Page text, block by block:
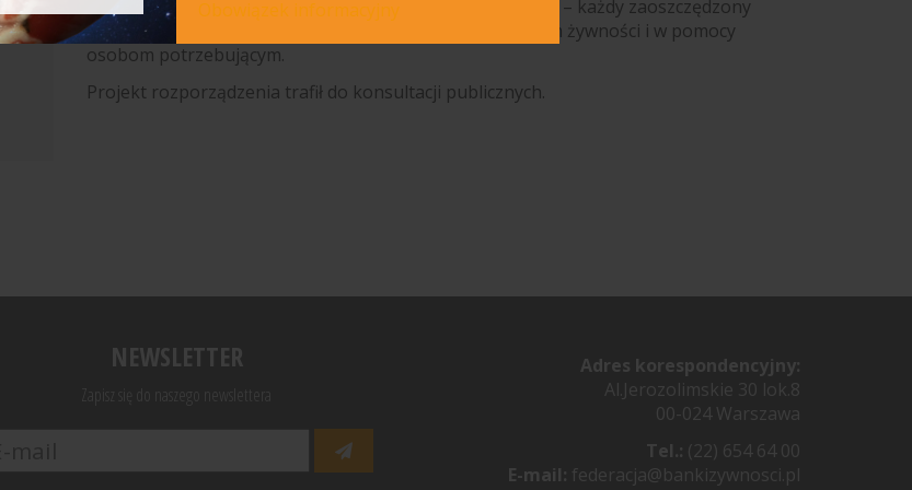
Dla Banków Żywności ta zmiana ma szczególne znaczenie – każdy zaoszczędzony
zasób może zostać wykorzystany w walce z marnowaniem żywności i w pomocy
osobom potrzebującym.
Projekt rozporządzenia trafił do konsultacji publicznych.
NEWSLETTER
Zapisz się do naszego newslettera
Adres korespondencyjny:
Al.Jerozolimskie 30 lok.8
00-024 Warszawa
Tel.: (22) 654 64 00
E-mail: federacja@bankizywnosci.pl
Obowiązek informacyjny